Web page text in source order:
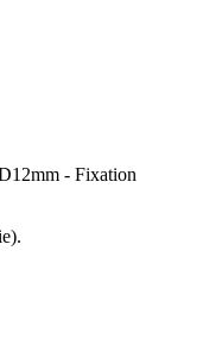
- Fixation